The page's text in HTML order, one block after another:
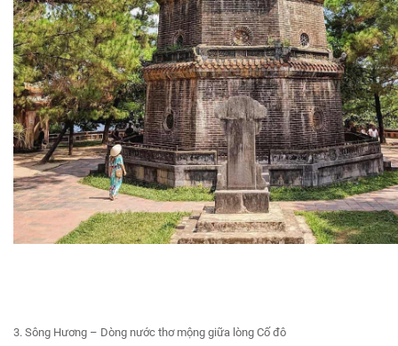
3. Sông Hương – Dòng nước thơ mộng giữa lòng Cố đô